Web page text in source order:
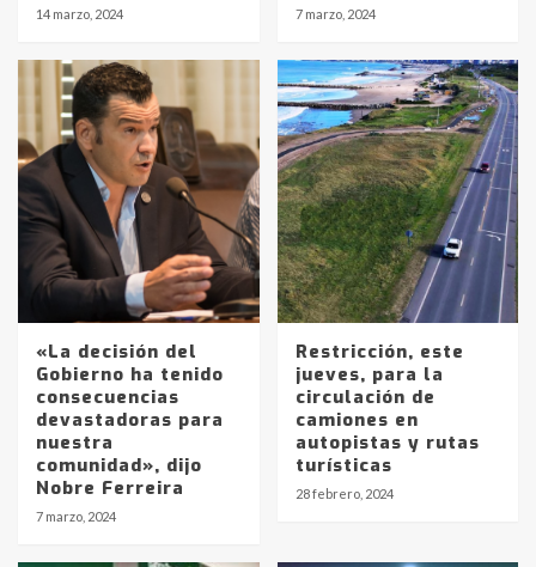
14 marzo, 2024 7 marzo, 2024
«La decisión del
Gobierno ha tenido
consecuencias
devastadoras para
nuestra
comunidad», dijo
Nobre Ferreira
7 marzo, 2024
Restricción, este
jueves, para la
circulación de
camiones en
autopistas y rutas
turísticas
28 febrero, 2024
Identidad de los adolescentes
pampeanos que fueron
protagonistas del fatal accidente